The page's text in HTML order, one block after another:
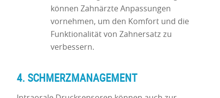
können Zahnärzte Anpassungen
vornehmen, um den Komfort und die
Funktionalität von Zahnersatz zu
verbessern.
4. SCHMERZMANAGEMENT